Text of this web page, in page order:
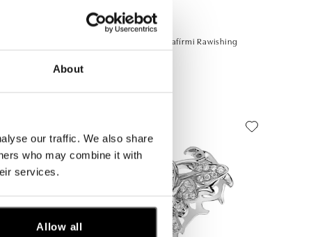
About
our traffic. We also share
who may combine it with
services.
Allow all
ALO
Prsteň s diamantmi a zafírmi Rawishing
Butterfly